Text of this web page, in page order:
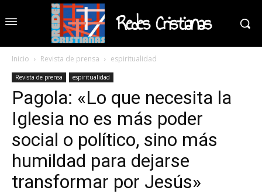
Redes Cristianas
Inicio Revista de prensa espiritualidad
Revista de prensa espiritualidad
Pagola: «Lo que necesita la
Iglesia no es más poder
social o político, sino más
humildad para dejarse
transformar por Jesús»